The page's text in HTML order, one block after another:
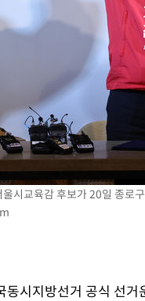
시교육감 후보가 20일 종로
시지방선거 공식 선